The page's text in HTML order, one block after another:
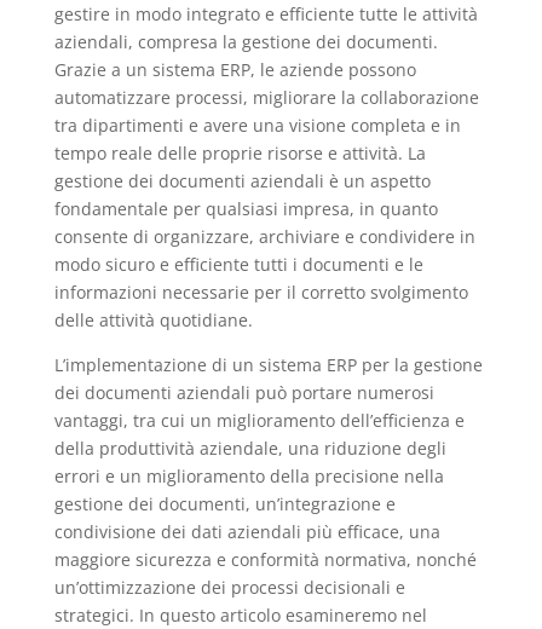
gestire in modo integrato e efficiente tutte le attività
aziendali, compresa la gestione dei documenti.
Grazie a un sistema ERP, le aziende possono
automatizzare processi, migliorare la collaborazione
tra dipartimenti e avere una visione completa e in
tempo reale delle proprie risorse e attività. La
gestione dei documenti aziendali è un aspetto
fondamentale per qualsiasi impresa, in quanto
consente di organizzare, archiviare e condividere in
modo sicuro e efficiente tutti i documenti e le
informazioni necessarie per il corretto svolgimento
delle attività quotidiane.
L’implementazione di un sistema ERP per la gestione
dei documenti aziendali può portare numerosi
vantaggi, tra cui un miglioramento dell’efficienza e
della produttività aziendale, una riduzione degli
errori e un miglioramento della precisione nella
gestione dei documenti, un’integrazione e
condivisione dei dati aziendali più efficace, una
maggiore sicurezza e conformità normativa, nonché
un’ottimizzazione dei processi decisionali e
strategici. In questo articolo esamineremo nel